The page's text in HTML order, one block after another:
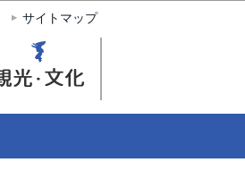
サイトマップ